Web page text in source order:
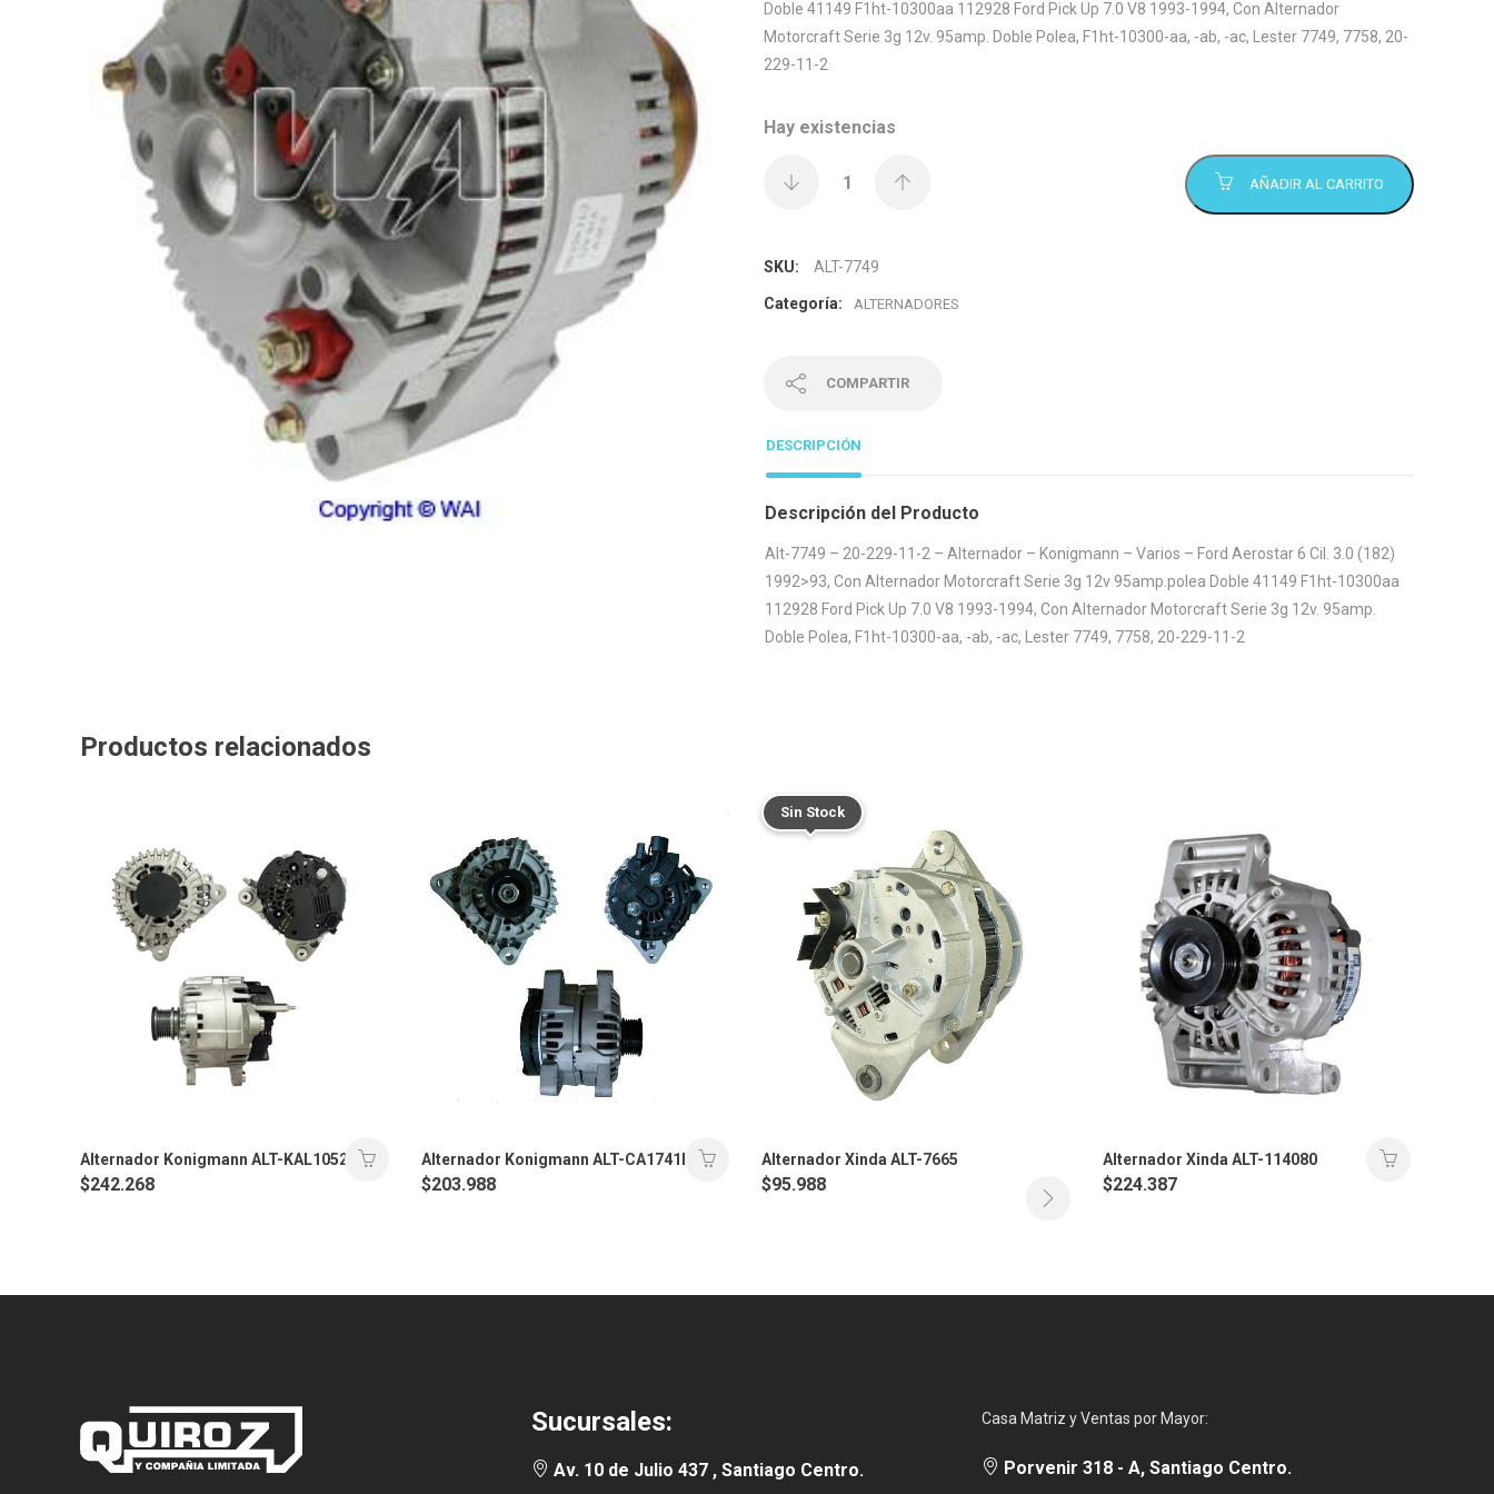
Doble 41149 F1ht-10300aa 112928 Ford Pick Up 7.0 V8 1993-1994, Con Alternador
Motorcraft Serie 3g 12v. 95amp. Doble Polea, F1ht-10300-aa, -ab, -ac, Lester 7749, 7758, 20-
229-11-2
Hay existencias
AÑADIR AL CARRITO
SKU: ALT-7749
Categoría: ALTERNADORES
COMPARTIR
DESCRIPCIÓN
Descripción del Producto
Alt-7749 – 20-229-11-2 – Alternador – Konigmann – Varios – Ford Aerostar 6 Cil. 3.0 (182)
1992>93, Con Alternador Motorcraft Serie 3g 12v 95amp.polea Doble 41149 F1ht-10300aa
112928 Ford Pick Up 7.0 V8 1993-1994, Con Alternador Motorcraft Serie 3g 12v. 95amp.
Doble Polea, F1ht-10300-aa, -ab, -ac, Lester 7749, 7758, 20-229-11-2
Productos relacionados
Alternador Konigmann ALT-KAL1052
$242.268
Alternador Konigmann ALT-CA1741IR
$203.988
Sin Stock
Alternador Xinda ALT-7665
$95.988
Alternador Xinda ALT-114080
$224.387
Sucursales:
Av. 10 de Julio 437 , Santiago Centro.
Casa Matriz y Ventas por Mayor:
Porvenir 318 - A, Santiago Centro.